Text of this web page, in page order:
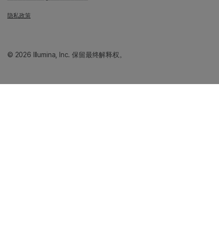
隐私政策
© 2026 Illumina, Inc. 保留最终解释权。